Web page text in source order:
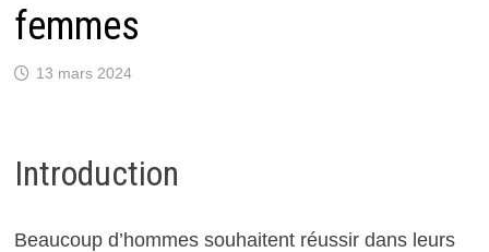
femmes
13 mars 2024
Introduction
Beaucoup d’hommes souhaitent réussir dans leurs